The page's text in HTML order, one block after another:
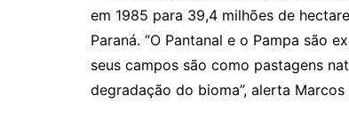
em 1985 para 39,4 milhões de
Paraná. “O Pantanal e o Pampa são
seus campos são como pastagens
degradação do bioma”, alerta